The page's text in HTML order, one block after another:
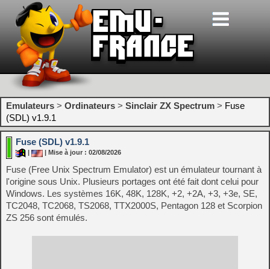
Emulateurs > Ordinateurs > Sinclair ZX Spectrum > Fuse
(SDL) v1.9.1
Fuse (SDL) v1.9.1
| Mise à jour : 02/08/2026
Fuse (Free Unix Spectrum Emulator) est un émulateur tournant à
l'origine sous Unix. Plusieurs portages ont été fait dont celui pour
Windows. Les systèmes 16K, 48K, 128K, +2, +2A, +3, +3e, SE,
TC2048, TC2068, TS2068, TTX2000S, Pentagon 128 et Scorpion
ZS 256 sont émulés.